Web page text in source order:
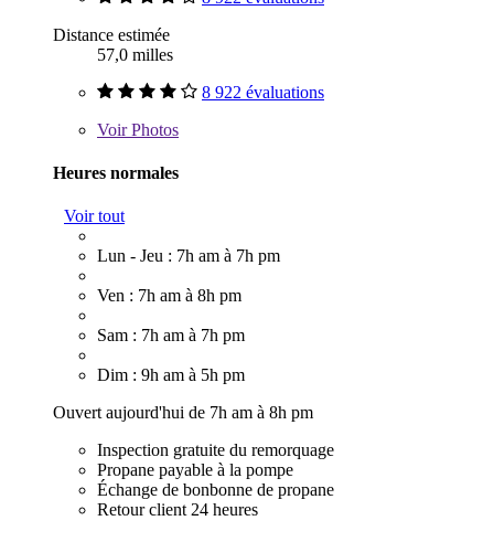
Distance estimée
57,0 milles
8 922 évaluations
VoirPhotos
Heures normales
Voir tout
Lun - Jeu : 7h am à 7h pm
Ven : 7h am à 8h pm
Sam : 7h am à 7h pm
Dim : 9h am à 5h pm
Ouvert aujourd'hui de 7h am à 8h pm
Inspection gratuite du remorquage
Propane payable à la pompe
Échange de bonbonne de propane
Retour client 24 heures